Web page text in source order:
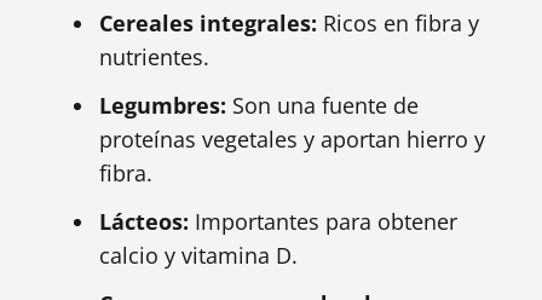
Cereales integrales: Ricos en fibra y
nutrientes.
Legumbres: Son una fuente de
proteínas vegetales y aportan hierro y
fibra.
Lácteos: Importantes para obtener
calcio y vitamina D.